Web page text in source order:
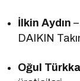
İlkin Aydın
DAIKIN
Oğul